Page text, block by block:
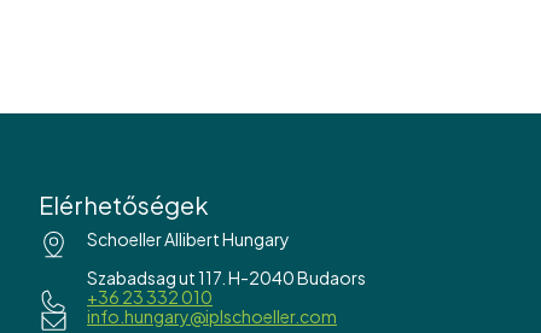
Elérhetőségek
Schoeller Allibert Hungary
Szabadsag ut 117. H-2040 Budaors
+36 23 332 010
info.hungary@iplschoeller.com